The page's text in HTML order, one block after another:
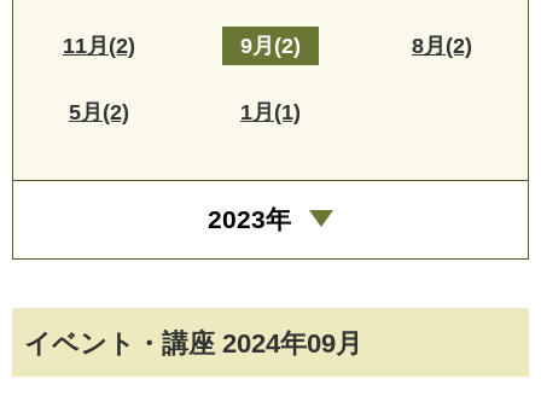
イベント・講座 2024年09月
11月(2) 9月(2) 8月(2)
5月(2) 1月(1)
2023年